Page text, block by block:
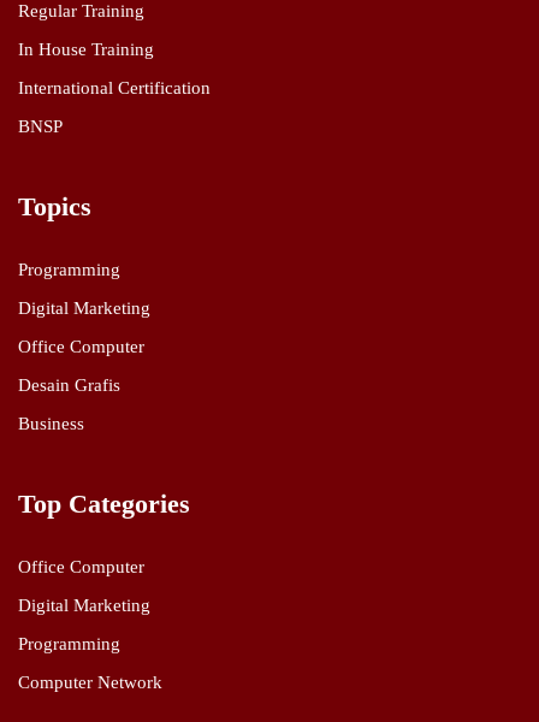
Regular Training
In House Training
International Certification
BNSP
Topics
Programming
Digital Marketing
Office Computer
Desain Grafis
Business
Top Categories
Office Computer
Digital Marketing
Programming
Computer Network